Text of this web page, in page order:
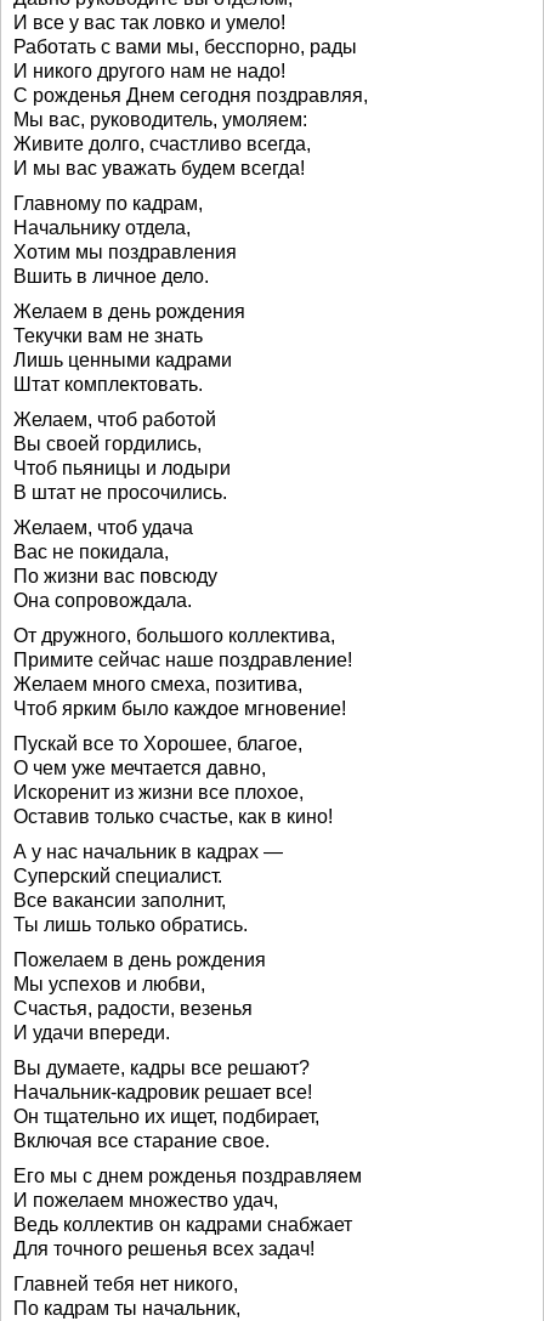
И все у вас так ловко и умело!
Работать с вами мы, бесспорно, рады
И никого другого нам не надо!
С рожденья Днем сегодня поздравляя,
Мы вас, руководитель, умоляем:
Живите долго, счастливо всегда,
И мы вас уважать будем всегда!
Главному по кадрам,
Начальнику отдела,
Хотим мы поздравления
Вшить в личное дело.
Желаем в день рождения
Текучки вам не знать
Лишь ценными кадрами
Штат комплектовать.
Желаем, чтоб работой
Вы своей гордились,
Чтоб пьяницы и лодыри
В штат не просочились.
Желаем, чтоб удача
Вас не покидала,
По жизни вас повсюду
Она сопровождала.
От дружного, большого коллектива,
Примите сейчас наше поздравление!
Желаем много смеха, позитива,
Чтоб ярким было каждое мгновение!
Пускай все то Хорошее, благое,
О чем уже мечтается давно,
Искоренит из жизни все плохое,
Оставив только счастье, как в кино!
А у нас начальник в кадрах —
Суперский специалист.
Все вакансии заполнит,
Ты лишь только обратись.
Пожелаем в день рождения
Мы успехов и любви,
Счастья, радости, везенья
И удачи впереди.
Вы думаете, кадры все решают?
Начальник-кадровик решает все!
Он тщательно их ищет, подбирает,
Включая все старание свое.
Его мы с днем рожденья поздравляем
И пожелаем множество удач,
Ведь коллектив он кадрами снабжает
Для точного решенья всех задач!
Главней тебя нет никого,
По кадрам ты начальник,